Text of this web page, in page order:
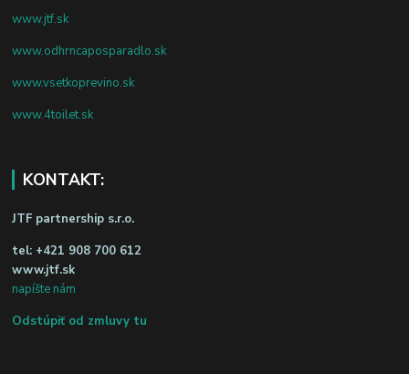
www.jtf.sk
www.odhrncaposparadlo.sk
www.vsetkoprevino.sk
www.4toilet.sk
KONTAKT:
JTF partnership s.r.o.
tel: +421 908 700 612
www.jtf.sk
napíšte nám
Odstúpiť od zmluvy tu